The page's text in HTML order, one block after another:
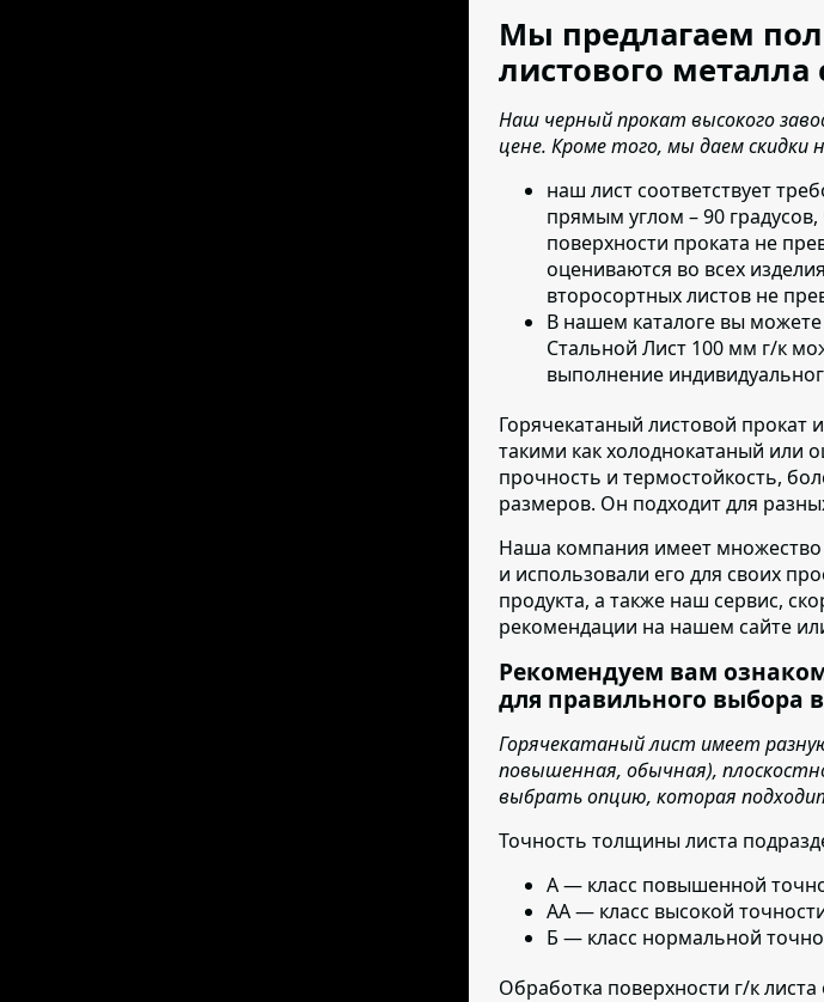
Мы предлагаем
листового металла
Наш черный прокат высокого
цене. Кроме того, мы даем скидки
наш лист соответствует
прямым углом – 90
поверхности проката не
оцениваются во всех
второсортных листов не
В нашем каталоге вы можете
Стальной Лист 100 мм г/к
выполнение
Горячекатаный листовой
такими как холоднокатаный или
прочность и термостойкость,
размеров. Он подходит для
Наша компания имеет
и использовали его для своих
продукта, а также наш сервис,
рекомендации на нашем сайте
Рекомендуем вам
для правильного выбора
Горячекатаный лист имеет
повышенная, обычная),
выбрать опцию, которая
Точность толщины листа
А — класс повышенной
АА — класс высокой
Б — класс нормальной
Обработка поверхности г/к листа